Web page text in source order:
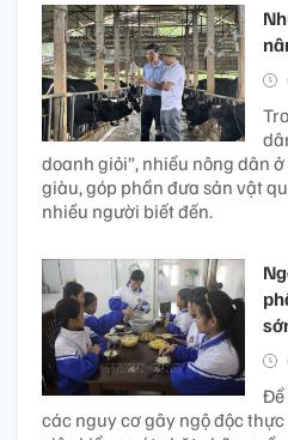
doanh giỏi”, nhiều nông dân
giàu, góp phần đưa sản vật
nhiều người biết đến.
Để
các nguy cơ gây ngộ độc